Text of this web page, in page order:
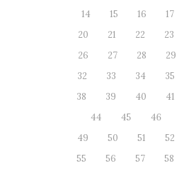
14
15 16 17
20
21 22 23
26
27 28 29
32
33 34 35
38
39 40 41
44
45 46
49
50 51 52
55
56 57 58